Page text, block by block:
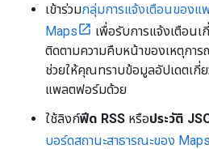
เข้าร่วมกลุ่มการแจ้งเตือนของแ
Maps
เพื่อรับการแจ้งเตือน
ติดตามความคืบหน้าของเหตุกา
ช่วยให้คุณทราบข้อมูลอัปเดตเ
แพลตฟอร์มด้วย
ใช้ลิงก์ฟีด RSS หรือประวัติ
บอร์ดสถานะสาธารณะของ Maps